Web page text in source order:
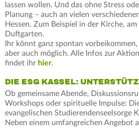
lassen wollen. Und das ohne Stress
Planung – auch an vielen
Hessen. Zum Beispiel in der Kirche, am
Duftgarten.
Ihr könnt ganz spontan
aber auch möglich. Alle Infos zur
findet ihr hier.
DIE ESG KASSEL:
Ob gemeinsame Abende,
Workshops oder spirituelle Impulse:
evangelischen Studierendenseelsorge
Neben einem umfangreichen Angebot